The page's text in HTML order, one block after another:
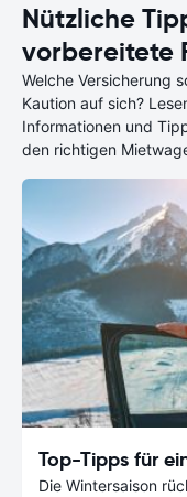
Nützliche
vorbereitete
Welche Versicherung
Kaution auf sich?
Informationen und
den richtigen
Top-Tipps für
Die Wintersaison